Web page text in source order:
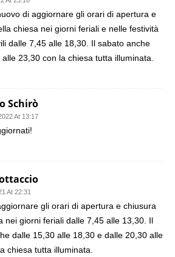
di aggiornare gli orari di apertura e
chiesa nei giorni feriali e nelle festività
dalle 7,45 alle 18,30. Il sabato anche
23,30 con la chiesa tutta illuminata.
Schirò
At 13:17
At 22:31
gli orari di apertura e chiusura
nei giorni feriali dalle 7,45 alle 13,30. Il
dalle 15,30 alle 18,30 e dalle 20,30 alle
chiesa tutta illuminata.